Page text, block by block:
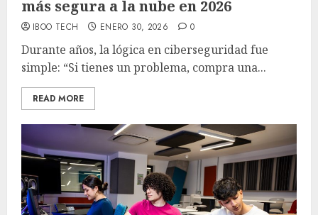
más segura a la nube en 2026
IBOO TECH ENERO 30, 2026 0
Durante años, la lógica en ciberseguridad fue
simple: “Si tienes un problema, compra una...
READ MORE